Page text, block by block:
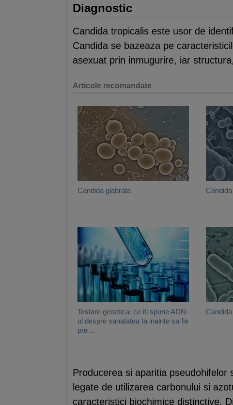
Diagnostic
Candida tropicalis este usor de
Candida se bazeaza pe
asexuat prin inmugurire, iar
Articole recomandate
Candida glabrata
Testare genetica: ce iti spune ADN-
ul despre sanatatea ta inainte sa fie
pre ...
Producerea si aparitia
legate de utilizarea carbonului si
caracteristici biochimice distinctive.